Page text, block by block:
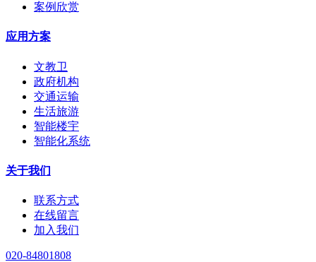
案例欣赏
应用方案
文教卫
政府机构
交通运输
生活旅游
智能楼宇
智能化系统
关于我们
联系方式
在线留言
加入我们
020-84801808